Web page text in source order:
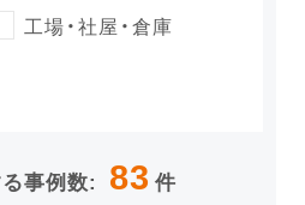
工場・社屋・倉庫
事例数: 83 件